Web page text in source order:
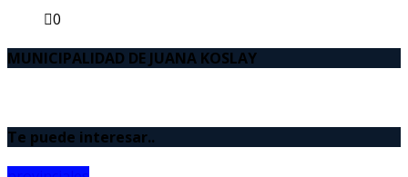
0
MUNICIPALIDAD DE JUANA KOSLAY
Te puede interesar..